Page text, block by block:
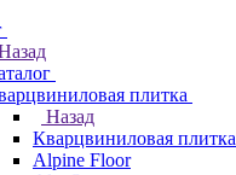
плитка
Назад
Кварцвиниловая плитка
Alpine Floor